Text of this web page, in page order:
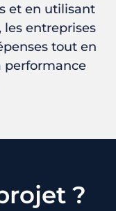
et en utilisant
les entreprises
tout en
performance
?